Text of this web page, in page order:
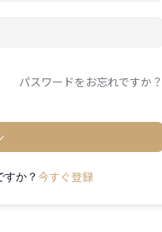
パスワードをお忘れですか？
すか？ 今すぐ登録